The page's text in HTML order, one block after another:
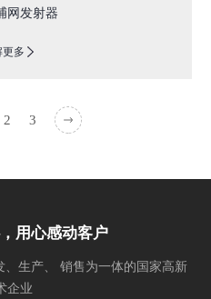
网发射器
更多
2 3
用心感动客户
生产、 销售为一体的国家高新
企业